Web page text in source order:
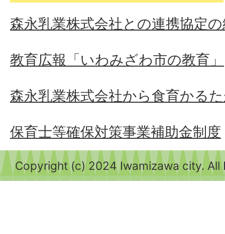
森永乳業株式会社との連携協定
教育広報「いわみざわ市の教育」
森永乳業株式会社から食育かる
保育士等確保対策事業補助金制度
Copyright (c) 2024 Iwamizawa city. All